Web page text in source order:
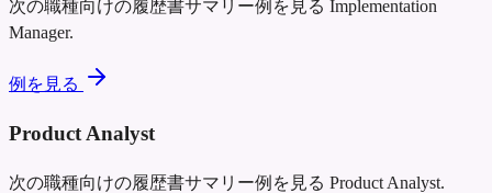
次の職種向けの履歴書サマリー例を見る Implementation
Manager.
例を見る
Product Analyst
次の職種向けの履歴書サマリー例を見る Product Analyst.